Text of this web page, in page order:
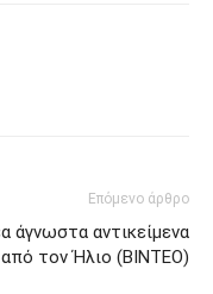
Επόμενο άρθρο
άγνωστα αντικείμενα
τον Ήλιο (BINTEO)